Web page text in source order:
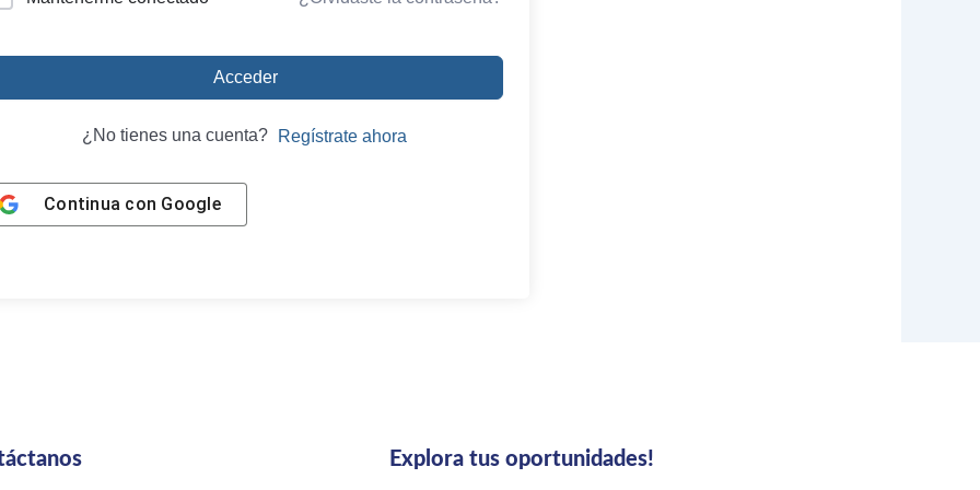
Acceder
¿No tienes una cuenta? Regístrate ahora
Continua con Google
Explora tus oportunidades!